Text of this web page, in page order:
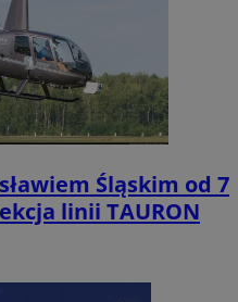
Śląskim od 7
linii TAURON